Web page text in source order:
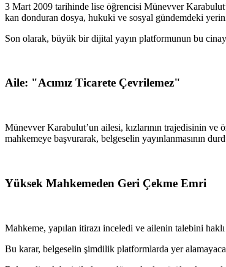
3 Mart 2009 tarihinde lise öğrencisi Münevver
kan donduran dosya, hukuki ve sosyal gündemdeki
Son olarak, büyük bir dijital yayın platformunun bu
Aile: "Acımız Ticarete Çevrilemez"
Münevver Karabulut’un ailesi, kızlarının trajedisinin ve
mahkemeye başvurarak, belgeselin yayınlanmasının
Yüksek Mahkemeden Geri Çekme Emri
Mahkeme, yapılan itirazı inceledi ve ailenin talebini
Bu karar, belgeselin şimdilik platformlarda yer